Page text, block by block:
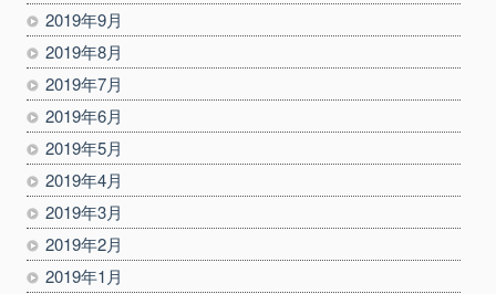
2019年9月
2019年8月
2019年7月
2019年6月
2019年5月
2019年4月
2019年3月
2019年2月
2019年1月